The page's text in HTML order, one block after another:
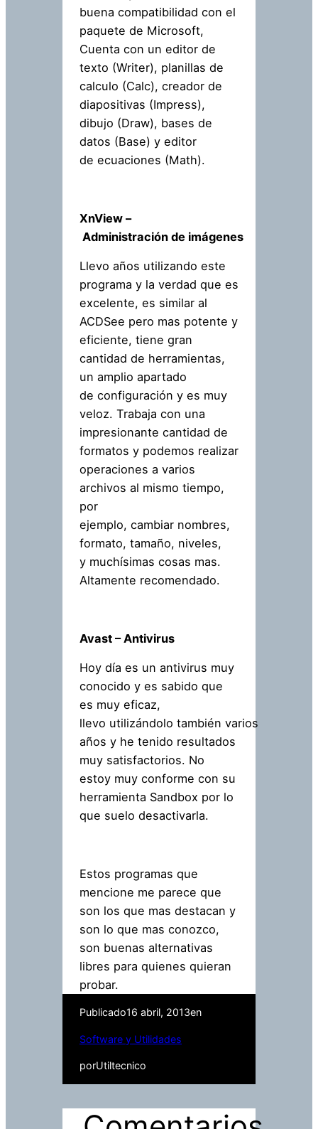
buena compatibilidad con el
paquete de Microsoft,
Cuenta con un editor de
texto (Writer), planillas de
calculo (Calc), creador de
diapositivas (Impress),
dibujo (Draw), bases de
datos (Base) y editor
de ecuaciones (Math).
XnView –
Administración de imágenes
Llevo años utilizando este
programa y la verdad que es
excelente, es similar al
ACDSee pero mas potente y
eficiente, tiene gran
cantidad de herramientas,
un amplio apartado
de configuración y es muy
veloz. Trabaja con una
impresionante cantidad de
formatos y podemos realizar
operaciones a varios
archivos al mismo tiempo,
por
ejemplo, cambiar nombres,
formato, tamaño, niveles,
y muchísimas cosas mas.
Altamente recomendado.
Avast – Antivirus
Hoy día es un antivirus muy
conocido y es sabido que
es muy eficaz,
llevo utilizándolo también varios
años y he tenido resultados
muy satisfactorios. No
estoy muy conforme con su
herramienta Sandbox por lo
que suelo desactivarla.
Estos programas que
mencione me parece que
son los que mas destacan y
son lo que mas conozco,
son buenas alternativas
libres para quienes quieran
probar.
Publicado16 abril, 2013en
Software y Utilidades
porUtiltecnico